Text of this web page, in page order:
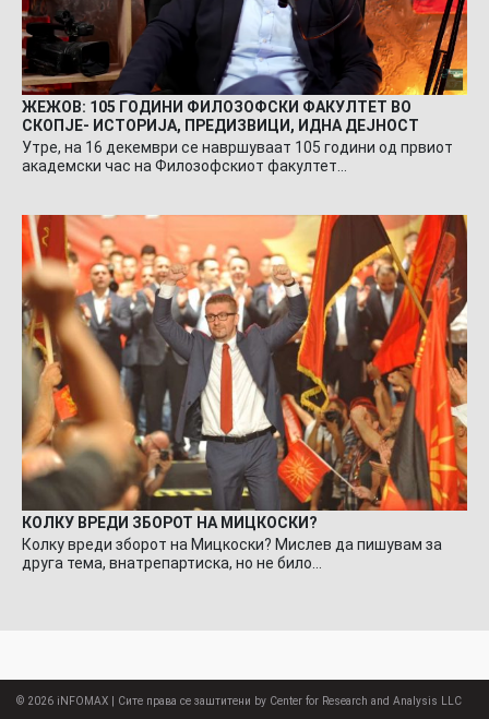
ЖЕЖОВ: 105 ГОДИНИ ФИЛОЗОФСКИ ФАКУЛТЕТ ВО
СКОПЈЕ- ИСТОРИЈА, ПРЕДИЗВИЦИ, ИДНА ДЕЈНОСТ
Утре, на 16 декември се навршуваат 105 години од првиот
академски час на Филозофскиот факултет…
КОЛКУ ВРЕДИ ЗБОРОТ НА МИЦКОСКИ?
Колку вреди зборот на Мицкоски? Мислев да пишувам за
друга тема, внатрепартиска, но не било…
© 2026 iNFOMAX | Сите права се заштитени by Center for Research and Analysis LLC